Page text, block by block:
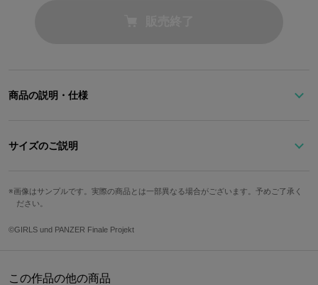
商品の説明・仕様
ーのマウンテンパーカー。
ドゥーチェの腕章をイメージした校章と学校名も刺繍で左袖に施さ
れています。
※着用モデル身長：170cm
サイズのご説明
サイズ 着丈 身幅 裄丈
画像はサンプルです。実際の商品とは一部異なる場合がございます。予めご了承く
ださい。
©GIRLS und PANZER Finale Projekt
この作品の他の商品